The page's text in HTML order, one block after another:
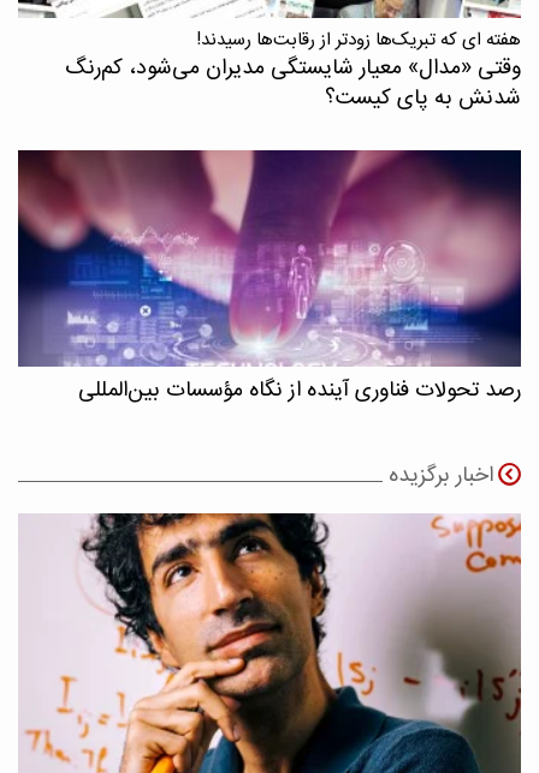
هفته ای که تبریک‌ها زودتر از رقابت‌ها رسیدند!
وقتی «مدال‌» معیار شایستگی مدیران می‌شود، کم‌رنگ
شدنش به پای کیست؟
رصد تحولات فناوری آینده از نگاه مؤسسات بین‌المللی
اخبار برگزیده